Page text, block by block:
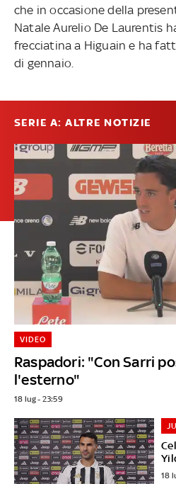
che in occasione della
Natale Aurelio De Laurentis
frecciatina a Higuain e ha
di gennaio.
SERIE A: ALTRE NOTIZIE
Raspadori: "Con Sarri
l'esterno"
VIDEO
18 lug - 23:59
18